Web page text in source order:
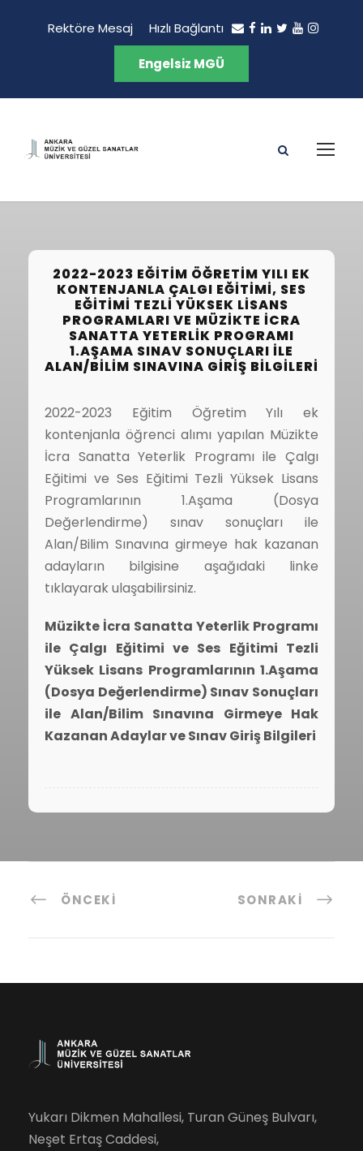
Rektöre Mesaj Hızlı Bağlantı
Engelsiz MGÜ
2022-2023 EĞITIM ÖĞRETIM YILI EK
KONTENJANLA ÇALGI EĞITIMI, SES
EĞITIMI TEZLI YÜKSEK LISANS
PROGRAMLARI VE MÜZIKTE İCRA
SANATTA YETERLIK PROGRAMI
1.AŞAMA SINAV SONUÇLARI İLE
ALAN/BILIM SINAVINA GIRIŞ BILGILERI
2022-2023 Eğitim Öğretim Yılı ek
kontenjanla öğrenci alımı yapılan Müzikte
İcra Sanatta Yeterlik Programı ile Çalgı
Eğitimi ve Ses Eğitimi Tezli Yüksek Lisans
Programlarının 1.Aşama (Dosya
Değerlendirme) sınav sonuçları ile
Alan/Bilim Sınavına girmeye hak kazanan
adayların bilgisine aşağıdaki linke
tıklayarak ulaşabilirsiniz.
Müzikte İcra Sanatta Yeterlik Programı
ile Çalgı Eğitimi ve Ses Eğitimi Tezli
Yüksek Lisans Programlarının 1.Aşama
(Dosya Değerlendirme) Sınav Sonuçları
ile Alan/Bilim Sınavına Girmeye Hak
Kazanan Adaylar ve Sınav Giriş Bilgileri
ÖNCEKI SONRAKI
Yukarı Dikmen Mahallesi, Turan Güneş Bulvarı,
Neşet Ertaş Caddesi,